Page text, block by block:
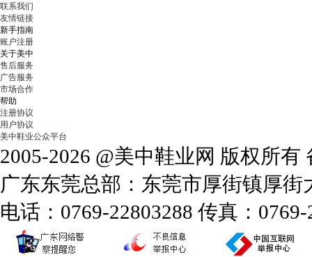
联系我们
友情链接
新手指南
账户注册
关于美中
售后服务
广告服务
市场合作
帮助
注册协议
用户协议
美中鞋业公众平台
2005-2026 @美中鞋业网 版权所有
广东东莞总部：东莞市厚街镇厚
电话：0769-22803288 传真：0769-